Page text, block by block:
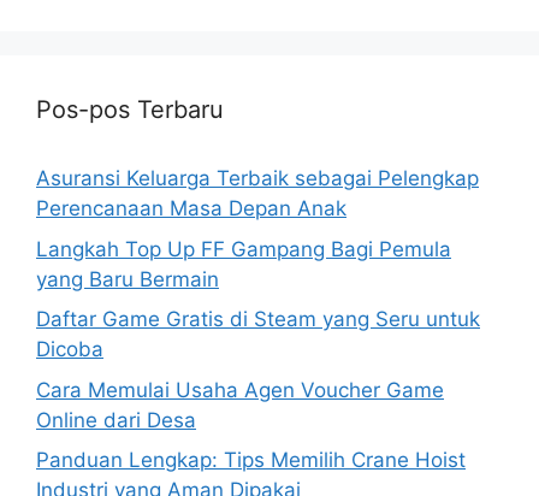
Pos-pos Terbaru
Asuransi Keluarga Terbaik sebagai Pelengkap
Perencanaan Masa Depan Anak
Langkah Top Up FF Gampang Bagi Pemula
yang Baru Bermain
Daftar Game Gratis di Steam yang Seru untuk
Dicoba
Cara Memulai Usaha Agen Voucher Game
Online dari Desa
Panduan Lengkap: Tips Memilih Crane Hoist
Industri yang Aman Dipakai